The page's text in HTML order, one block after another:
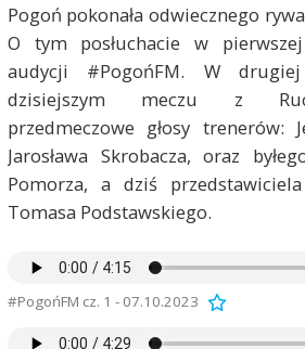
Pogoń pokonała odwiecznego
O tym posłuchacie w
audycji #PogońFM. W
dzisiejszym meczu z
przedmeczowe głosy trenerów:
Jarosława Skrobacza, oraz
Pomorza, a dziś
Tomasa Podstawskiego.
#PogońFM cz. 1 - 07.10.2023